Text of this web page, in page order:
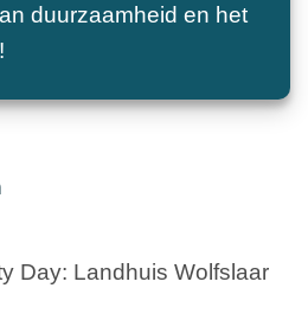
duurzaamheid en het
Day: Landhuis Wolfslaar